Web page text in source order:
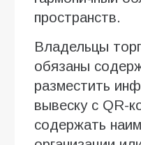
пространств.
Владельцы
обязаны
разместить
вывеску с QR-
содержать